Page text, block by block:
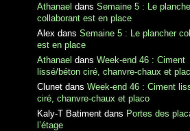
Athanael dans Semaine 5 : Le
collaborant est en place
Alex dans Semaine 5 : Le plancher
est en place
Athanael dans Week-end 46 : Ciment
lissé/béton ciré, chanvre-chaux et
Clunet dans Week-end 46 : Ciment
ciré, chanvre-chaux et placo
Kaly-T Batiment dans Portes des
l’étage